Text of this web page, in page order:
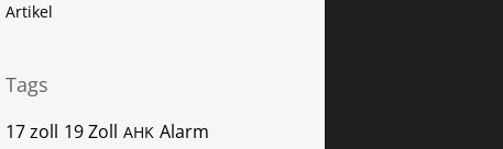
Artikel
Tags
17 zoll 19 Zoll AHK Alarm